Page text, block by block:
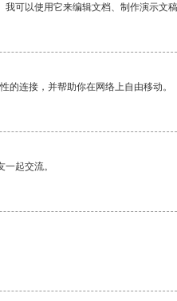
可以使用它来编辑文档、制作演示文稿
的连接，并帮助你在网络上自由移动。
起交流。